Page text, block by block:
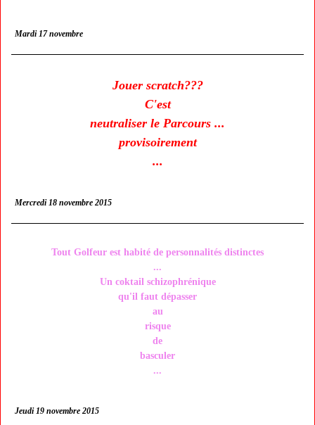
Mardi 17 novembre
Jouer scratch???
C'est
neutraliser le Parcours ...
provisoirement
...
Mercredi 18 novembre 2015
Tout Golfeur est habité de personnalités distinctes
...
Un coktail schizophrénique
qu'il faut dépasser
au
risque
de
basculer
...
Jeudi 19 novembre 2015